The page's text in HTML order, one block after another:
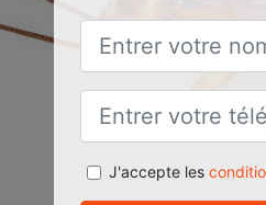
J'accepte les